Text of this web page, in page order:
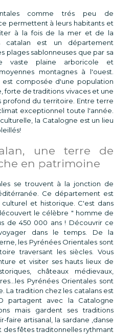
comme trés peu de
permettent à leurs habitants et
à la fois de la mer et de la
catalan est un département
plages sablonneuses que par sa
vaste plaine arboricole et
montagnes à l'ouest.
composée d'une population
forte de traditions vivaces et une
profond du territoire. Entre terre
exceptionnel toute l'année.
la Catalogne est un lieu
une terre de
en patrimoine
se trouvent à la jonction de
Ce département est
et historique. C'est dans
le célèbre " homme de
de 450 000 ans ! Découvrir ce
dans le temps. De la
les Pyrénées Orientales sont
traversant les siècles. Vous
et visiter ses hauts lieux de
châteaux médievaux,
Pyrénées Orientales sont
La tradition chez les catalans est
partagent avec la Catalogne
mais gardent ses traditions
faire artisanal, la sardane ,danse
fêtes traditonnelles rythmant